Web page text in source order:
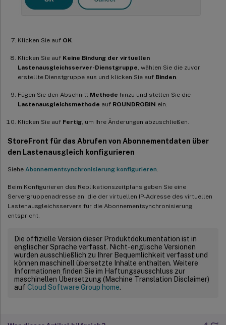
Klicken Sie auf OK.
Klicken Sie auf Keine Bindung der virtuellen
Lastenausgleichsserver-Dienstgruppe, wählen Sie die zuvor
erstellte Dienstgruppe aus und klicken Sie auf Binden.
Fügen Sie den Abschnitt Methode hinzu und stellen Sie die
Lastenausgleichsmethode auf ROUNDROBIN ein.
Klicken Sie auf Fertig, um Ihre Änderungen abzuschließen.
StoreFront für das Abrufen von Abonnementdaten über
den Lastenausgleich konfigurieren
Siehe Abonnementsynchronisierung konfigurieren.
Beim Konfigurieren des Replikationszeitplans geben Sie eine
Servergruppenadresse an, die der virtuellen IP-Adresse des virtuellen
Lastenausgleichsservers für die Abonnementsynchronisierung
entspricht.
Die offizielle Version dieser Produktdokumentation ist in
englischer Sprache verfasst. Nicht-englische Versionen
wurden ausschließlich zu Ihrer Bequemlichkeit verfasst und
können maschinell übersetzte Inhalte enthalten. Weitere
Informationen finden Sie im Haftungsausschluss zur
maschinellen Übersetzung (Machine Translation Disclaimer)
auf Cloud Software Group home.